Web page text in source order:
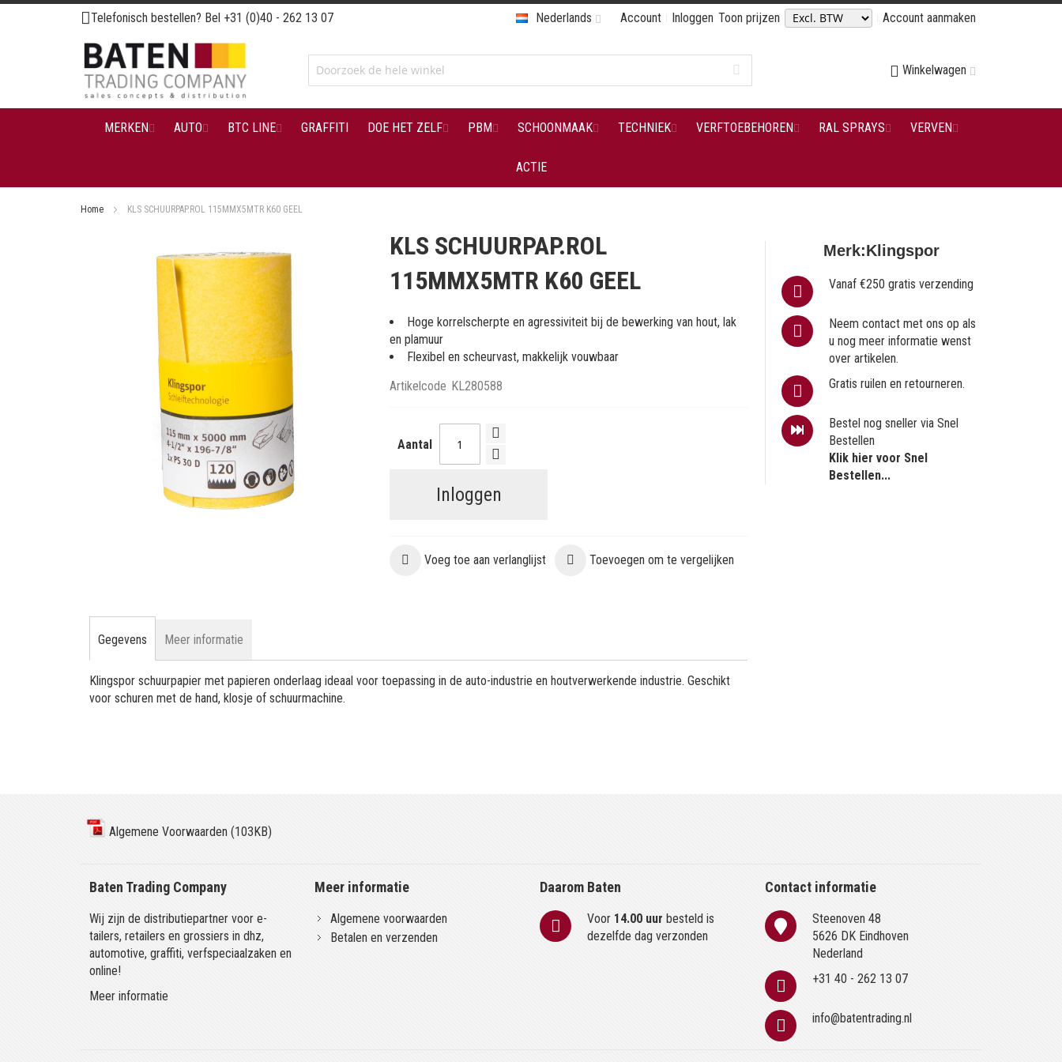
Ga
naar
de
inhoud
Telefonisch bestellen? Bel +31 (0)40 - 262 13 07 Account Inloggen Toon prijzen Account aanmaken
Nederlands
Winkelwagen
MERKEN AUTO BTC LINE GRAFFITI DOE HET ZELF PBM SCHOONMAAK TECHNIEK VERFTOEBEHOREN RAL SPRAYS VERVEN
ACTIE
Home KLS SCHUURPAP.ROL 115MMX5MTR K60 GEEL
de
afbeeldingen-
KLS SCHUURPAP.ROL
115MMX5MTR K60 GEEL
Hoge korrelscherpte en agressiviteit bij de bewerking van hout, lak
en plamuur
Flexibel en scheurvast, makkelijk vouwbaar
Artikelcode KL280588
Aantal
Inloggen
Voeg toe aan verlanglijst Toevoegen om te vergelijken
Merk:Klingspor
Vanaf €250 gratis verzending
Neem contact met ons op als
u nog meer informatie wenst
over artikelen.
Gratis ruilen en retourneren.
Bestel nog sneller via Snel
Bestellen
Klik hier voor Snel
Bestellen...
Gegevens
Klingspor schuurpapier met papieren onderlaag ideaal voor toepassing in de auto-industrie en houtverwerkende industrie. Geschikt
voor schuren met de hand, klosje of schuurmachine.
Meer informatie
Algemene Voorwaarden (103KB)
Baten Trading Company
Wij zijn de distributiepartner voor e-
tailers, retailers en grossiers in dhz,
automotive, graffiti, verfspeciaalzaken en
online!
Meer informatie
Meer informatie
Algemene voorwaarden
Betalen en verzenden
Daarom Baten
Voor 14.00 uur besteld is
dezelfde dag verzonden
Contact informatie
Steenoven 48
5626 DK Eindhoven
Nederland
+31 40 - 262 13 07
info@batentrading.nl